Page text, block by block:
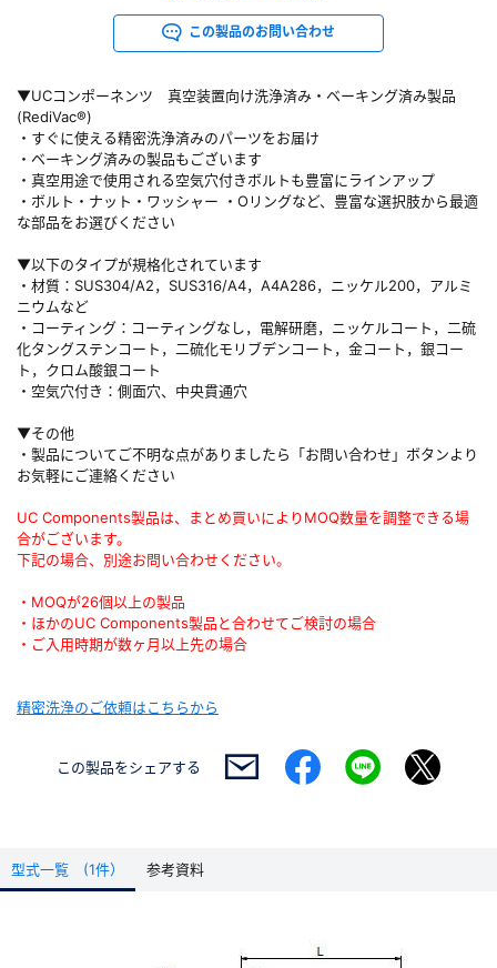
▼UCコンポーネンツ 真空装置向け洗浄済み・ベーキング済み製品
(RediVac®)
・すぐに使える精密洗浄済みのパーツをお届け
・ベーキング済みの製品もございます
・真空用途で使用される空気穴付きボルトも豊富にラインアップ
・ボルト・ナット・ワッシャー ・Oリングなど、豊富な選択肢から最適
な部品をお選びください
▼以下のタイプが規格化されています
・材質：SUS304/A2，SUS316/A4，A4A286，ニッケル200，アルミ
ニウムなど
・コーティング：コーティングなし，電解研磨，ニッケルコート，二硫
化タングステンコート，二硫化モリブデンコート，金コート，銀コー
ト，クロム酸銀コート
・空気穴付き：側面穴、中央貫通穴
▼その他
・製品についてご不明な点がありましたら「お問い合わせ」ボタンより
お気軽にご連絡ください
UC Components製品は、まとめ買いによりMOQ数量を調整できる場
合がございます。
下記の場合、別途お問い合わせください。
・MOQが26個以上の製品
・ほかのUC Components製品と合わせてご検討の場合
・ご入用時期が数ヶ月以上先の場合
精密洗浄のご依頼はこちらから
この製品のお問い合わせ
この製品をシェアする
型式一覧 (1件） 参考資料
※メールアドレスを忘れた方は、お問い合わせページよりお問い合わせくださ